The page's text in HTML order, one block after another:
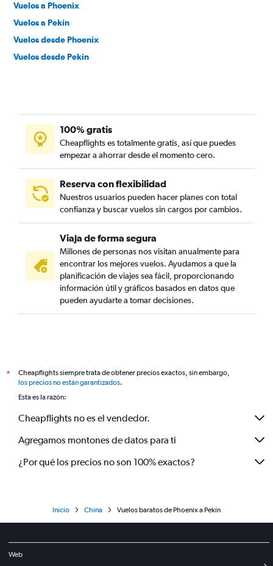
Vuelos a Phoenix
Vuelos a Pekín
Vuelos desde Phoenix
Vuelos desde Pekín
100% gratis
Cheapflights es totalmente gratis, así que puedes
empezar a ahorrar desde el momento cero.
Reserva con flexibilidad
Nuestros usuarios pueden hacer planes con total
confianza y buscar vuelos sin cargos por cambios.
Viaja de forma segura
Millones de personas nos visitan anualmente para
encontrar los mejores vuelos. Ayudamos a que la
planificación de viajes sea fácil, proporcionando
información útil y gráficos basados en datos que
pueden ayudarte a tomar decisiones.
*
Cheapflights siempre trata de obtener precios exactos, sin embargo,
los precios no están garantizados.
Esta es la razón:
Cheapflights no es el vendedor.
Agregamos montones de datos para ti
¿Por qué los precios no son 100% exactos?
Inicio China Vuelos baratos de Phoenix a Pekín
Web